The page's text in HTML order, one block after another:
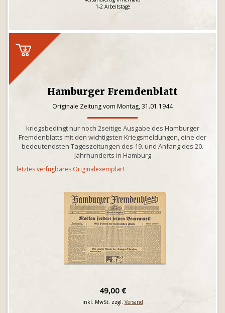
1-2 Arbeitstage
Hamburger Fremdenblatt
Originale Zeitung vom Montag, 31.01.1944
kriegsbedingt nur noch 2seitige Ausgabe des Hamburger
Fremdenblatts mit den wichtigsten Kriegsmeldungen, eine der
bedeutendsten Tageszeitungen des 19. und Anfang des 20.
Jahrhunderts in Hamburg
letztes verfügbares Originalexemplar!
49,00 €
inkl. MwSt. zzgl. Versand